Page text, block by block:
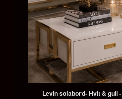
Levin sofabord- Hvit & gull